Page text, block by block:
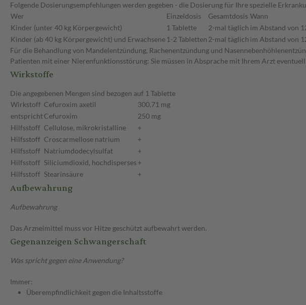
Folgende Dosierungsempfehlungen werden gegeben - die Dosierung für Ihre spezielle
Wer
Einzeldosis Gesamtdosis Wann
Kinder (unter 40 kg Körpergewicht)
1 Tablette 2-mal täglich im Abstand von
Kinder (ab 40 kg Körpergewicht) und Erwachsene 1-2 Tabletten 2-mal täglich im Abstand von
Für die Behandlung von Mandelentzündung, Rachenentzündung und
Patienten mit einer Nierenfunktionsstörung: Sie müssen in Absprache mit Ihrem Arzt
Wirkstoffe
Die angegebenen Mengen sind bezogen auf 1 Tablette
Wirkstoff Cefuroxim axetil
300,71 mg
entsprichtCefuroxim
250 mg
Hilfsstoff Cellulose, mikrokristalline
+
Hilfsstoff Croscarmellose natrium
+
Hilfsstoff Natriumdodecylsulfat
+
Hilfsstoff Siliciumdioxid, hochdisperses +
Hilfsstoff Stearinsäure +
Aufbewahrung
Aufbewahrung
Das Arzneimittel muss vor Hitze geschützt aufbewahrt werden.
Gegenanzeigen Schwangerschaft
Was spricht gegen eine Anwendung?
Immer:
Überempfindlichkeit gegen die Inhaltsstoffe